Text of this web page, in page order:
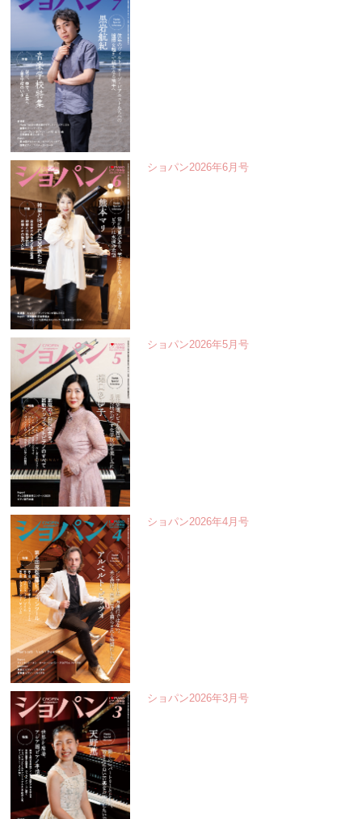
ショパン2026年6月号
ショパン2026年5月号
ショパン2026年4月号
ショパン2026年3月号